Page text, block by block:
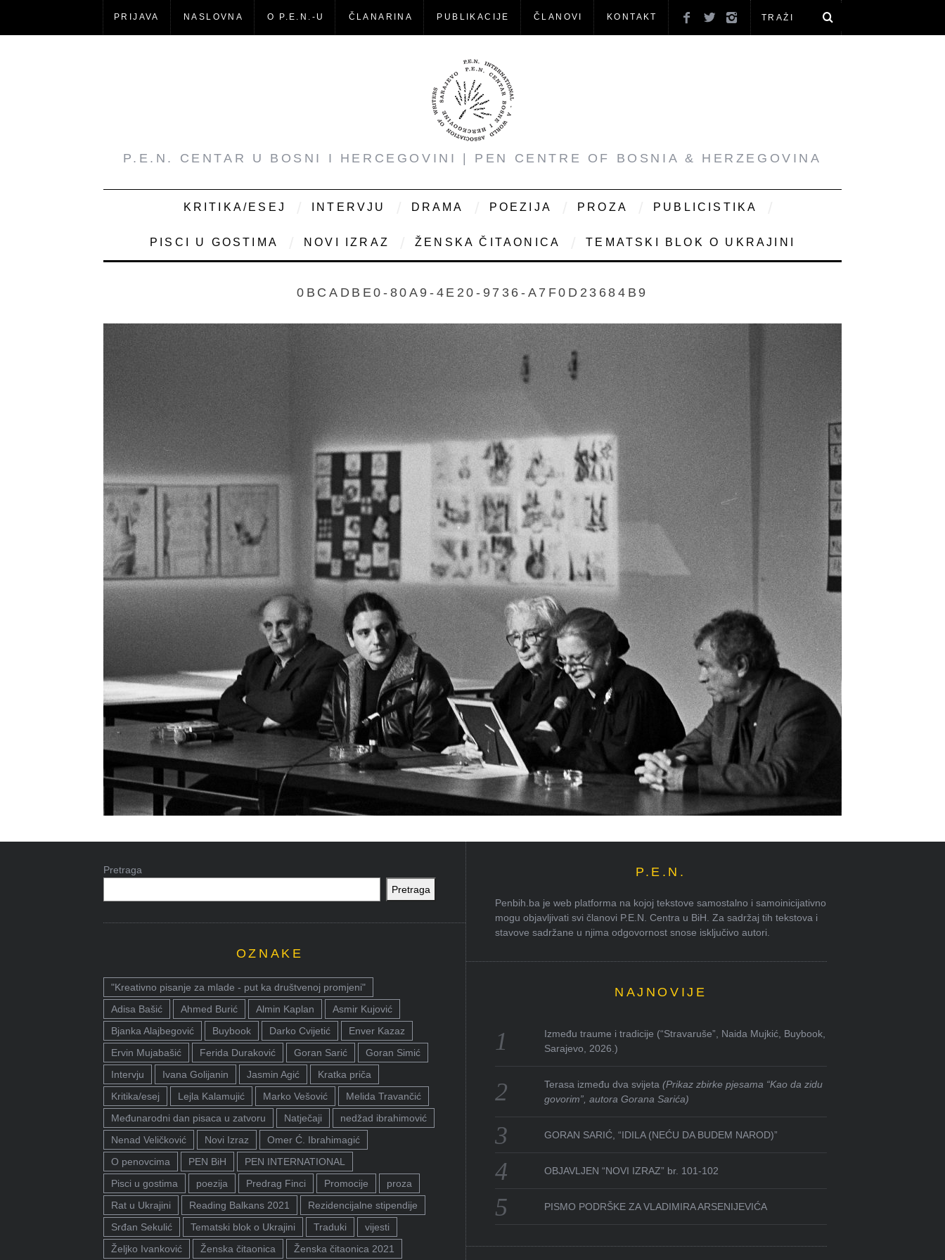
PRIJAVA NASLOVNA O P.E.N.-U ČLANARINA PUBLIKACIJE ČLANOVI KONTAKT
P.E.N. CENTAR U BOSNI I HERCEGOVINI | PEN CENTRE OF BOSNIA & HERZEGOVINA
KRITIKA/ESEJ INTERVJU DRAMA POEZIJA PROZA PUBLICISTIKA
PISCI U GOSTIMA NOVI IZRAZ ŽENSKA ČITAONICA TEMATSKI BLOK O UKRAJINI
0BCADBE0-80A9-4E20-9736-A7F0D23684B9
Pretraga
Pretraga
OZNAKE
"Kreativno pisanje za mlade - put ka društvenoj promjeni"
Adisa Bašić
Ahmed Burić Almin Kaplan
Asmir Kujović
Bjanka Alajbegović
Buybook Darko Cvijetić
Enver Kazaz
Ervin Mujabašić
Ferida Duraković Goran Sarić
Goran Simić
Intervju
Ivana Golijanin Jasmin Agić
Kratka priča
Kritika/esej
Lejla Kalamujić Marko Vešović
Melida Travančić
Međunarodni dan pisaca u zatvoru
Natječaji
nedžad ibrahimović
Nenad Veličković
Novi Izraz
Omer Ć. Ibrahimagić
O penovcima
PEN BiH
PEN INTERNATIONAL
Pisci u gostima
poezija Predrag Finci Promocije
proza
Rat u Ukrajini
Reading Balkans 2021
Rezidencijalne stipendije
Srđan Sekulić
Tematski blok o Ukrajini Traduki
vijesti
Željko Ivanković
Ženska čitaonica Ženska čitaonica 2021
P.E.N.
Penbih.ba je web platforma na kojoj tekstove samostalno i samoinicijativno
mogu objavljivati svi članovi P.E.N. Centra u BiH. Za sadržaj tih tekstova i
stavove sadržane u njima odgovornost snose isključivo autori.
NAJNOVIJE
Između traume i tradicije (“Stravaruše”, Naida Mujkić, Buybook,
Sarajevo, 2026.)
Terasa između dva svijeta(Prikaz zbirke pjesama “Kao da zidu
govorim”, autora Gorana Sarića)
GORAN SARIĆ, “IDILA (NEĆU DA BUDEM NAROD)”
OBJAVLJEN “NOVI IZRAZ” br. 101-102
PISMO PODRŠKE ZA VLADIMIRA ARSENIJEVIĆA